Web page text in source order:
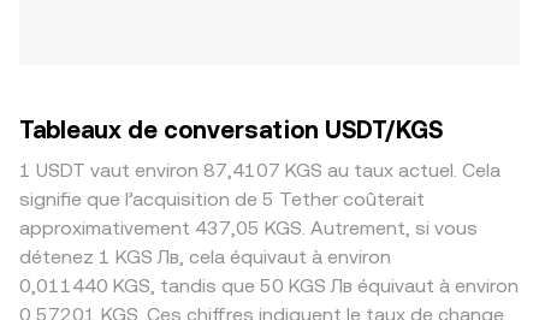
Tableaux de conversation USDT/KGS
1 USDT vaut environ 87,4107 KGS au taux actuel. Cela
signifie que l’acquisition de 5 Tether coûterait
approximativement 437,05 KGS. Autrement, si vous
détenez 1 KGS Лв, cela équivaut à environ
0,011440 KGS, tandis que 50 KGS Лв équivaut à environ
0,57201 KGS. Ces chiffres indiquent le taux de change